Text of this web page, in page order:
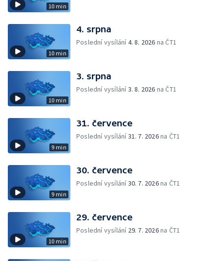
10 min
10 min
4. srpna
Poslední vysílání4. 8. 2026 na ČT1
10 min
3. srpna
Poslední vysílání3. 8. 2026 na ČT1
9 min
31. července
Poslední vysílání31. 7. 2026na ČT1
9 min
30. července
Poslední vysílání30. 7. 2026na ČT1
10 min
29. července
Poslední vysílání 29. 7. 2026na ČT1